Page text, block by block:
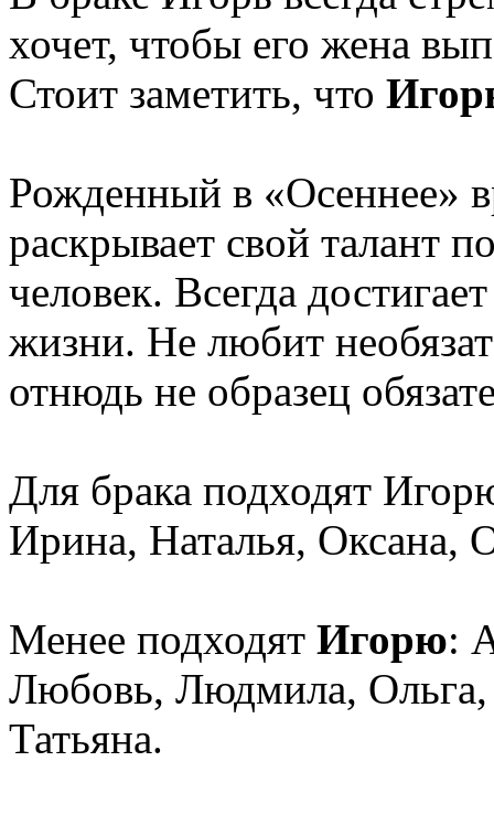
хочет, чтобы его жена
Стоит заметить, что
Рожденный в «Осеннее»
раскрывает свой талант
человек. Всегда
жизни. Не любит
отнюдь не образец
Для брака подходят
Ирина, Наталья, Оксана,
Менее подходят Игорю:
Любовь, Людмила, Ольга,
Татьяна.